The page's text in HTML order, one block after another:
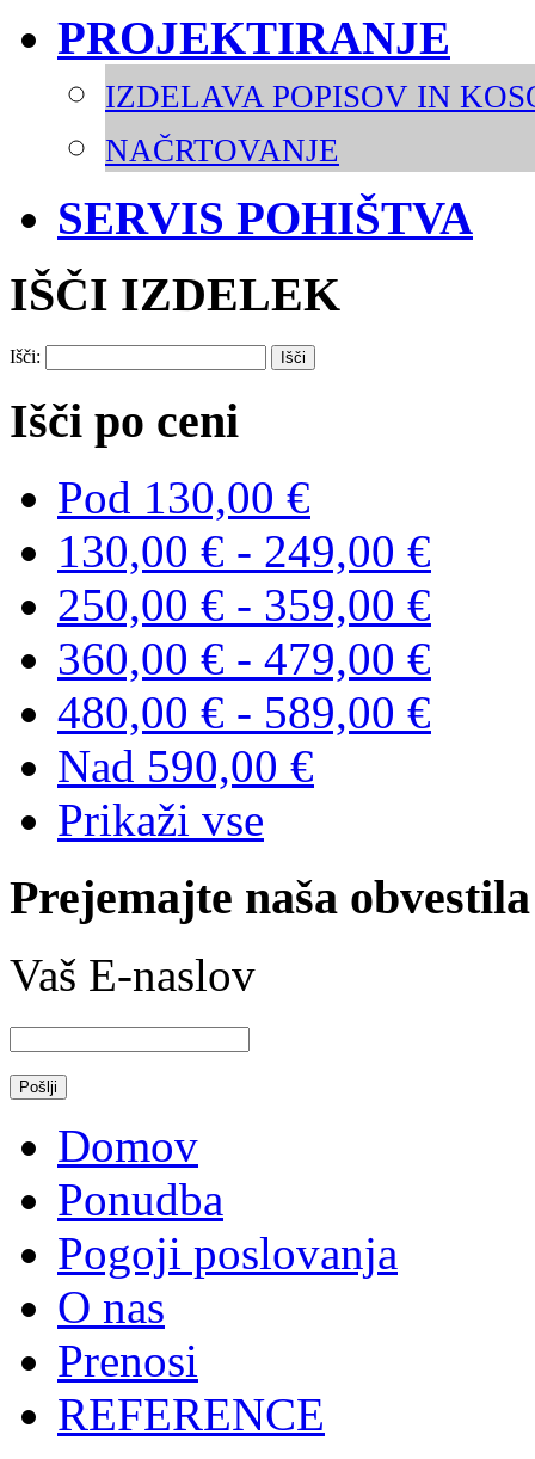
PROJEKTIRANJE
IZDELAVA POPISOV IN
NAČRTOVANJE
SERVIS POHIŠTVA
IŠČI IZDELEK
Išči:
Išči po ceni
Pod 130,00 €
130,00 € - 249,00 €
250,00 € - 359,00 €
360,00 € - 479,00 €
480,00 € - 589,00 €
Nad 590,00 €
Prikaži vse
Prejemajte naša obvestila
Vaš E-naslov
Domov
Ponudba
Pogoji poslovanja
O nas
Prenosi
REFERENCE